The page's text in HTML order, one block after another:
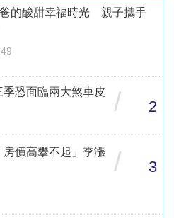
的酸甜幸福時光 親子攜手
恐面臨兩大煞車皮
/ 2
價高攀不起」季漲
/ 3